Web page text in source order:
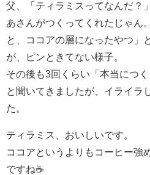
父、「ティラミスってなんだ？
あさんがつくってくれたじゃん
と、ココアの層になったやつ」
が、ピンときてない様子。
その後も3回くらい「本当につ
と聞いてきましたが、イライラ
た。
ティラミス、おいしいです。
ココアというよりもコーヒー強
ですね☕